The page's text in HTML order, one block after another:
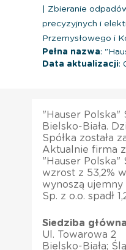
Zbieranie
precyzyjnych i
Przemysłowego i
Pełna nazwa:
Data aktualizacji:
"Hauser Polska"
Bielsko-Biała.
Spółka została
Aktualnie firma
"Hauser Polska"
wzrost z 53,2%
wynoszą
Sp. z o.o. spadł
Siedziba główna
Ul. Towarowa 2
Bielsko-Biała;